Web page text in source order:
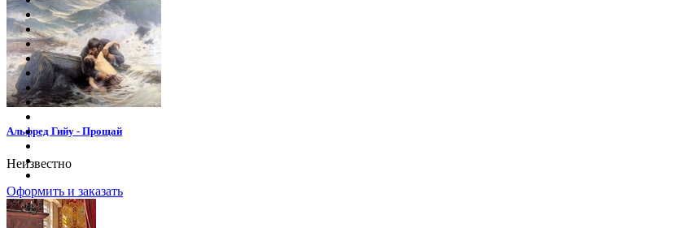
Альфред Гийу - Прощай
Неизвестно
Оформить и заказать